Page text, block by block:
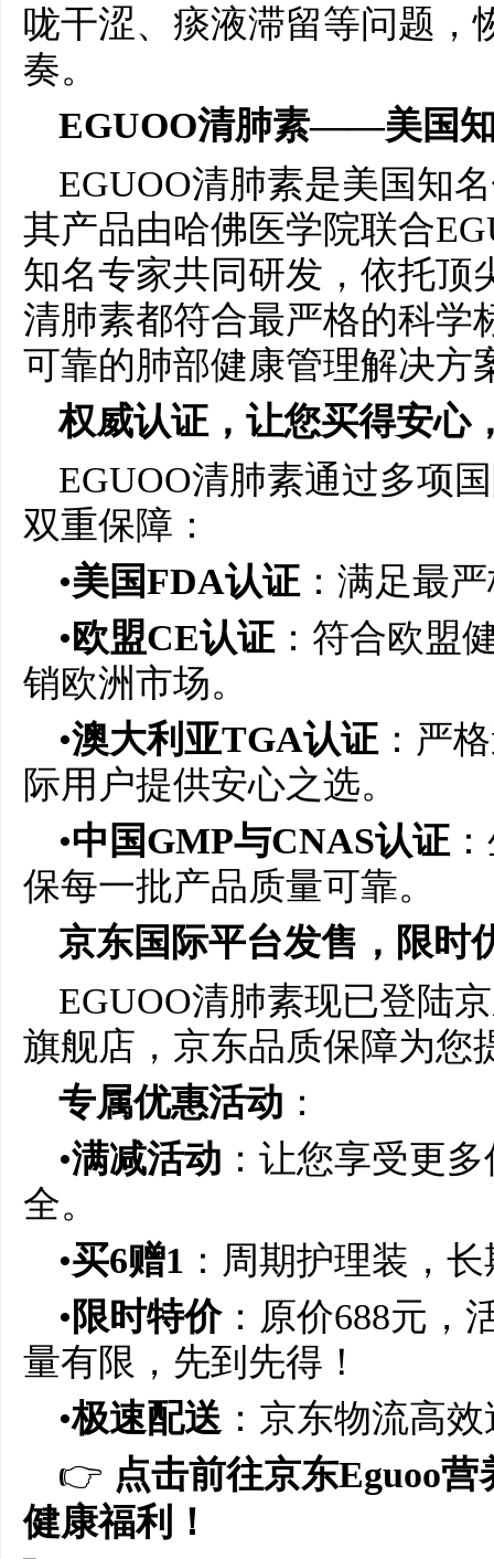
咙干涩、痰液滞留等问题，
奏。
EGUOO清肺素——美国
EGUOO清肺素是美国知
其产品由哈佛医学院联合
知名专家共同研发，依托顶
清肺素都符合最严格的科学
可靠的肺部健康管理解决方
权威认证，让您买得安心
EGUOO清肺素通过多项
双重保障：
•美国FDA认证 ：满足最
•欧盟CE认证 ：符合欧盟
销欧洲市场。
•澳大利亚TGA认证 ：严
际用户提供安心之选。
•中国GMP与CNAS认证
保每一批产品质量可靠。
京东国际平台发售，限时
EGUOO清肺素现已登陆
旗舰店，京东品质保障为您
专属优惠活动 ：
•满减活动 ：让您享受更
全。
•买6赠1 ：周期护理装，
•限时特价：原价688元，
量有限，先到先得！
•极速配送 ：京东物流高
👉 点击前往京东Eguoo营
健康福利！